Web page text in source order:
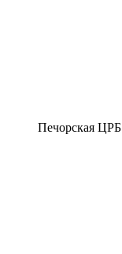
Печорская ЦРБ